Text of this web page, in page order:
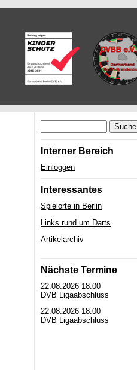
Suche
Interner Bereich
Einloggen
Interessantes
Spielorte in Berlin
Links rund um Darts
Artikelarchiv
Nächste Termine
22.08.2026 18:00
DVB Ligaabschluss
22.08.2026 18:00
DVB Ligaabschluss